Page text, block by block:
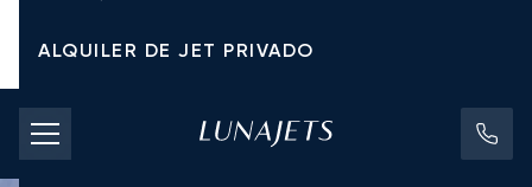
ALQUILER DE JET PRIVADO
TARIFAS DE CHÁRTER
JETS PRIVADOS